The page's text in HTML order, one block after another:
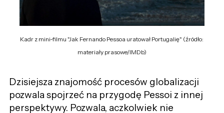
Kadr z mini-filmu "Jak Fernando Pessoa uratował Portugalię" (źródło:
materiały prasowe/IMDb)
Dzisiejsza znajomość procesów globalizacji
pozwala spojrzeć na przygodę Pessoi z innej
perspektywy. Pozwala, aczkolwiek nie